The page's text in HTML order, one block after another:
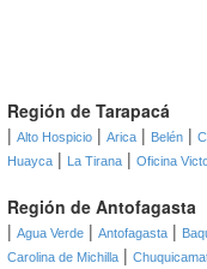
Región de Tarapacá
| Alto Hospicio | Arica | Belén |
Huayca | La Tirana | Oficina
Región de Antofagasta
| Agua Verde | Antofagasta |
Carolina de Michilla |